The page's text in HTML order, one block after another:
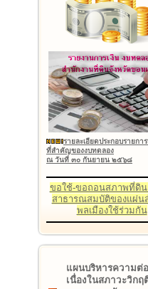
รายละเอียดประกอบรายกา
ที่สำคัญของงบทดลอง
ณ วันที่ ๓๐ กันยายน ๒๕๖๘
ขอใช้-ขอถอนสภาพที่ดิน
สาธารณสมบัติของแผ่น
พลเมืองใช้ร่วมกัน
แผนบริหารความต่อ
เนื่องในสภาวะวิกฤ